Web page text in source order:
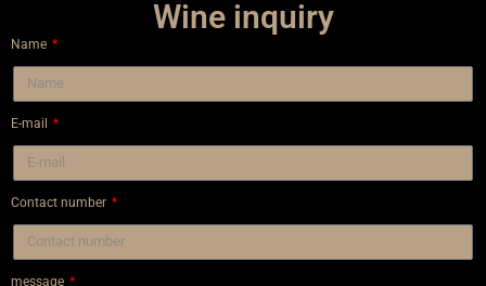
Wine inquiry
Name
E-mail
Contact number
message